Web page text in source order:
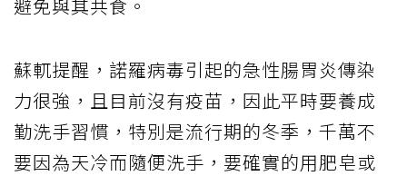
避免與其共食。
蘇軏提醒，諾羅病毒引起的急性腸胃炎傳染
力很強，且目前沒有疫苗，因此平時要養成
勤洗手習慣，特別是流行期的冬季，千萬不
要因為天冷而隨便洗手，要確實的用肥皂或